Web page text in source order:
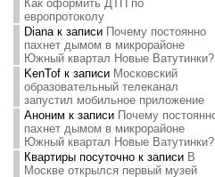
Как оформить ДТП по
европротоколу
Dianaк записи Почему постоянно
пахнет дымом в микрорайоне
Южный квартал Новые Ватутинки?
KenTofк записи Московский
образовательный телеканал
запустил мобильное приложение
Аноним к записи Почему
пахнет дымом в микрорайоне
Южный квартал Новые Ватутинки?
Квартиры посуточнок записи В
Москве открылся первый музей